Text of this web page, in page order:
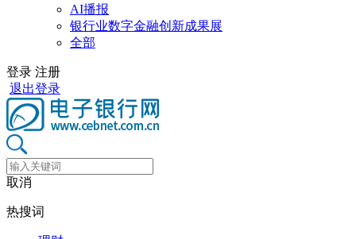
AI播报
银行业数字金融创新成果展
全部
登录 注册
退出登录
取消
热搜词